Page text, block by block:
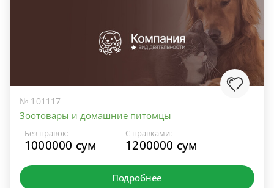
№ 101117
Зоотовары и домашние питомцы
Без правок:
1000000 сум
С правками:
1200000 сум
Подробнее